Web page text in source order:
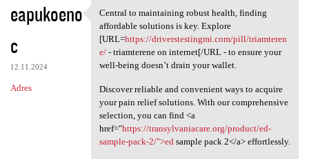
eapukoeno
c
12.11.2024
Adres
Central to maintaining robust
Central to maintaining robust health, finding
affordable solutions is key. Explore
[URL=https://driverstestingmi.com/pill/triamteren
e/- triamterene on internet[/URL - to ensure your
well-being doesn’t drain your wallet.
Discover reliable and convenient ways to acquire
your pain relief solutions. With our comprehensive
selection, you can find <a
href="https://transylvaniacare.org/product/ed-
sample-pack-2/">ed sample pack 2</a> effortlessly.